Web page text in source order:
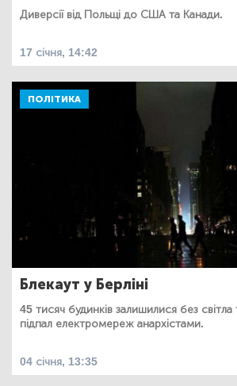
Диверсії від Польщі до США та Канади.
17 січня, 14:42
ПОЛІТИКА
Блекаут у Берліні
45 тисяч будинків залишилися без світла
підпал електромереж анархістами.
04 січня, 13:35